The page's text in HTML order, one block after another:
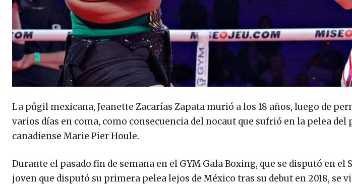
La púgil mexicana, Jeanette Zacarías Zapata murió a los 18 años, luego de
varios días en coma, como consecuencia del nocaut que sufrió en la pelea del
canadiense Marie Pier Houle.
Durante el pasado fin de semana en el GYM Gala Boxing, que se disputó en el
joven que disputó su primera pelea lejos de México tras su debut en 2018, se